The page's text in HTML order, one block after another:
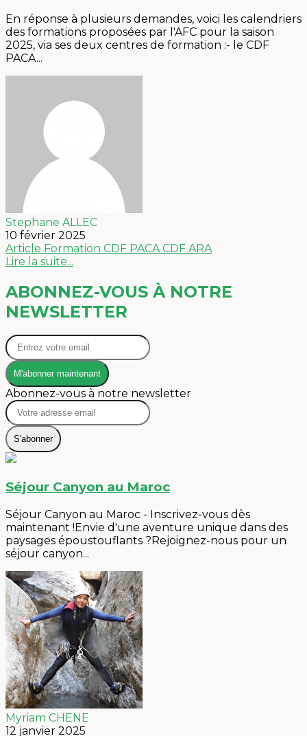
En réponse à plusieurs demandes, voici les calendriers
des formations proposées par l'AFC pour la saison
2025, via ses deux centres de formation :- le CDF
PACA...
Stephane ALLEC
10 février 2025
Article Formation CDF PACA CDF ARA
Lire la suite...
ABONNEZ-VOUS À NOTRE
NEWSLETTER
M'abonner maintenant
Abonnez-vous à notre newsletter
S'abonner
Séjour Canyon au Maroc
Séjour Canyon au Maroc - Inscrivez-vous dès
maintenant !Envie d'une aventure unique dans des
paysages époustouflants ?Rejoignez-nous pour un
séjour canyon...
Myriam CHENE
12 janvier 2025